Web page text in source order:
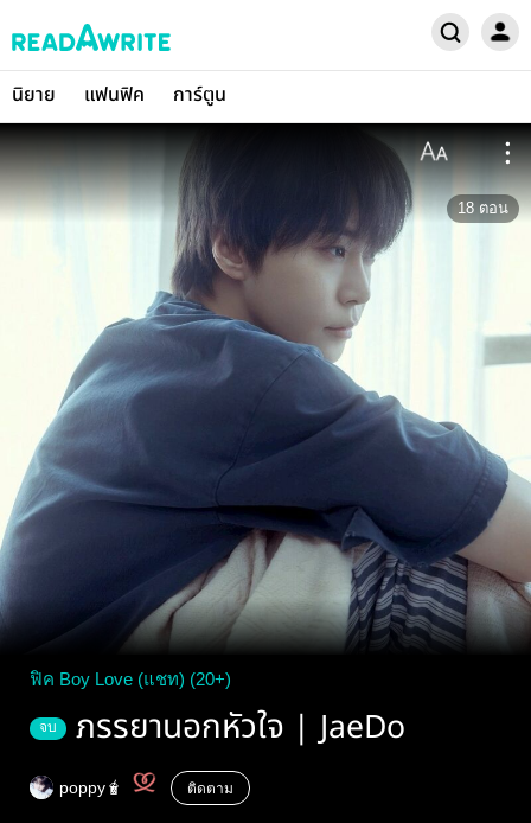
นิยาย แฟนฟิค การ์ตูน
18 ตอน
ฟิค Boy Love (แชท) (20+)
จบ ภรรยานอกหัวใจ | JaeDo
poppy🧋 ติดตาม